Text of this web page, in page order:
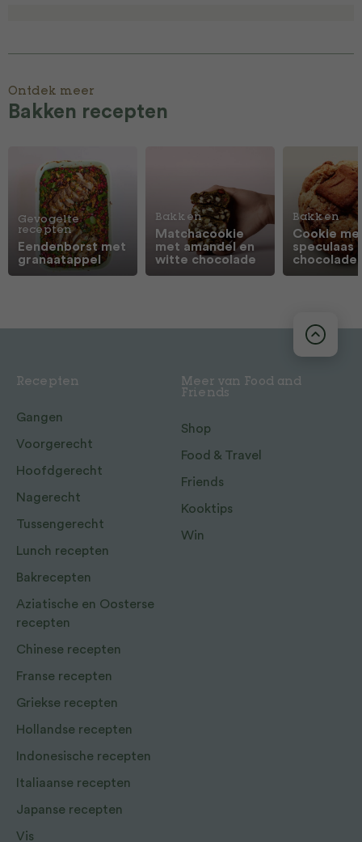
Ontdek meer
Bakken recepten
Gevogelte
recepten
Eendenborst met
granaatappel
Bakken
Matchacookie
met amandel en
witte chocolade
Bakken
Cookie
speculaas
chocolade
Recepten
Gangen
Voorgerecht
Hoofdgerecht
Nagerecht
Tussengerecht
Lunch recepten
Bakrecepten
Aziatische en Oosterse
recepten
Chinese recepten
Franse recepten
Griekse recepten
Hollandse recepten
Indonesische recepten
Italiaanse recepten
Japanse recepten
Vis
Meer van Food and
Friends
Shop
Food & Travel
Friends
Kooktips
Win